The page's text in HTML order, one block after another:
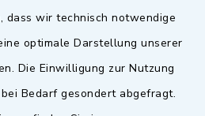
dass wir technisch notwendige
optimale Darstellung unserer
Die Einwilligung zur Nutzung
Bedarf gesondert abgefragt.